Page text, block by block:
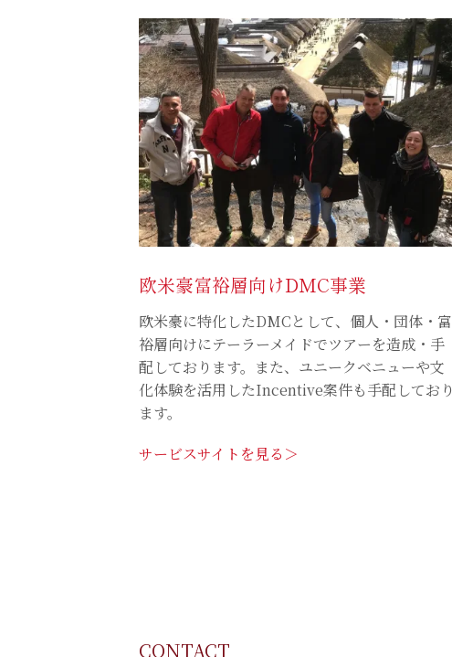
欧米豪富裕層向けDMC事業
欧米豪に特化したDMCとして、個人・団体・富
裕層向けにテーラーメイドでツアーを造成・手
配しております。また、ユニークベニューや文
化体験を活用したIncentive案件も手配しており
ます。
サービスサイトを見る＞
CONTACT